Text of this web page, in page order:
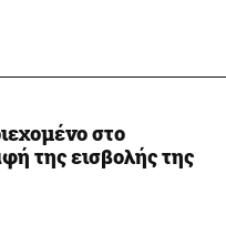
στο
της εισβολής της